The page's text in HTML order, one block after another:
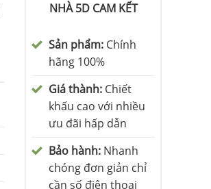
NHÀ 5D CAM KẾT
Sản phẩm: Chính
hãng 100%
Giá thành: Chiết
khấu cao với nhiều
ưu đãi hấp dẫn
Bảo hành: Nhanh
chóng đơn giản chỉ
cần số điện thoại